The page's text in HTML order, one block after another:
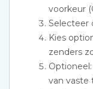
voorkeur
Selecteer
Kies
zenders
van vaste